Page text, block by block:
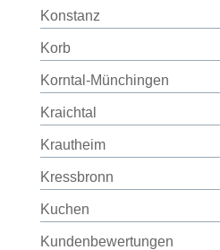
Konstanz
Korb
Korntal-Münchingen
Kraichtal
Krautheim
Kressbronn
Kuchen
Kundenbewertungen